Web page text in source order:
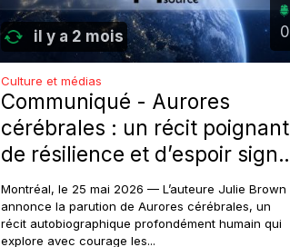
il y a 2 mois 0
Culture et médias
Communiqué - Aurores
cérébrales : un récit poignant
de résilience et d’espoir signé
Julie Brown.
Montréal, le 25 mai 2026 — L’auteure Julie Brown
annonce la parution de Aurores cérébrales, un
récit autobiographique profondément humain qui
explore avec courage les...